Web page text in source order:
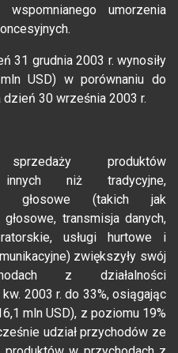
umorzenia
31 grudnia 2003 r. wynosiły
USD) w porównaniu do
30 września 2003 r.
produktów
innych niż tradycyjne,
głosowe (takich jak
transmisja danych,
usługi hurtowe i
zwiększyły swój
z działalności
2003 r. do 33%, osiągając
mln USD), z poziomu 19%
udział przychodów ze